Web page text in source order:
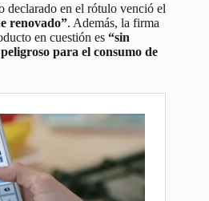
declarado en el rótulo venció el
renovado”. Además, la firma
en cuestión es “sin
para el consumo de